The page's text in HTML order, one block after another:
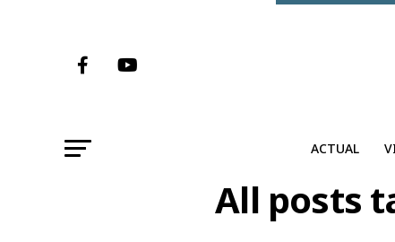
ACTUAL
All posts